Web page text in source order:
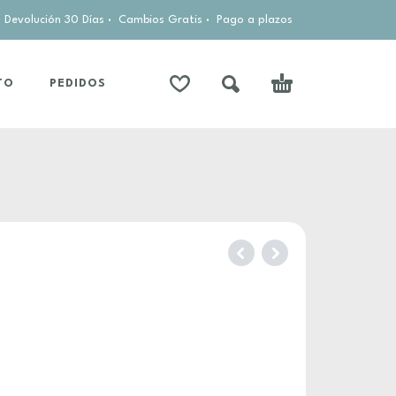
Devolución 30 Días · Cambios Gratis · Pago a plazos
PEDIDOS